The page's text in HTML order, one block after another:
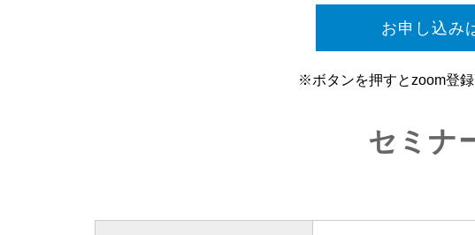
お申し込み
※ボタンを押すとzoom登録
セミナ